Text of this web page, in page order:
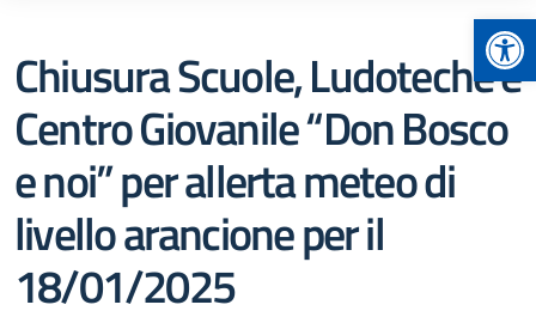
Chiusura Scuole, Ludoteche e
Centro Giovanile “Don Bosco
e noi” per allerta meteo di
livello arancione per il
18/01/2025